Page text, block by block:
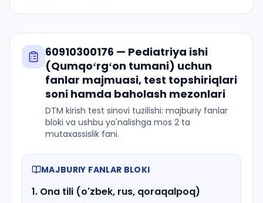
60910300176 — Pediatriya ishi
(Qumqoʻrgʻon tumani) uchun
fanlar majmuasi, test topshiriqlari
soni hamda baholash mezonlari
DTM kirish test sinovi tuzilishi: majburiy fanlar
bloki va ushbu yo'nalishga mos 2 ta
mutaxassislik fani.
MAJBURIY FANLAR BLOKI
1. Ona tili (o'zbek, rus, qoraqalpoq)